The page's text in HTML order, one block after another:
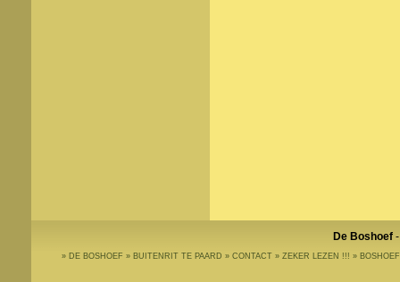
De Boshoef-
» DE BOSHOEF » BUITENRIT TE PAARD » CONTACT » ZEKER LEZEN !!! »